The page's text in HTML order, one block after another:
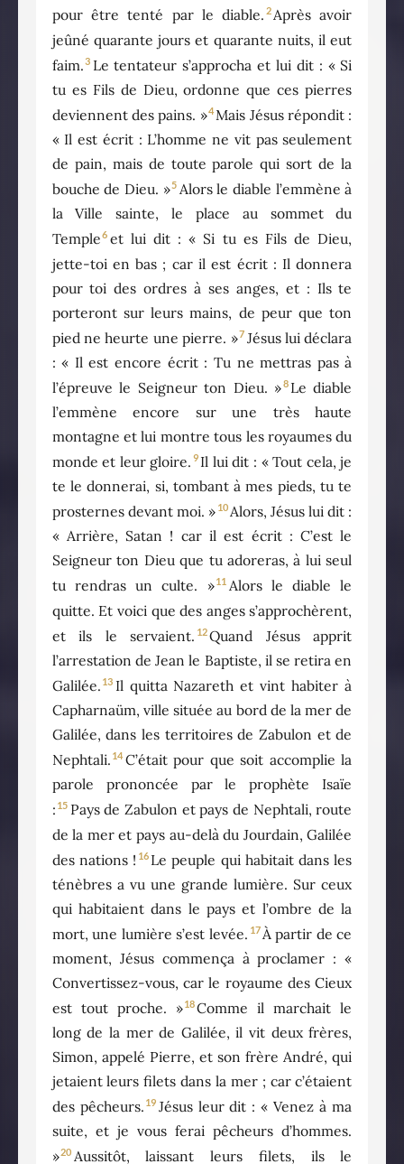
pour être tenté par le diable. 2Après avoir
jeûné quarante jours et quarante nuits, il eut
faim.3 Le tentateur s’approcha et lui dit : « Si
tu es Fils de Dieu, ordonne que ces pierres
deviennent des pains. »4Mais Jésus répondit :
« Il est écrit : L’homme ne vit pas seulement
de pain, mais de toute parole qui sort de la
bouche de Dieu. »5 Alors le diable l’emmène à
la Ville sainte, le place au sommet du
Temple6 et lui dit : « Si tu es Fils de Dieu,
jette-toi en bas ; car il est écrit : Il donnera
pour toi des ordres à ses anges, et : Ils te
porteront sur leurs mains, de peur que ton
pied ne heurte une pierre. »7 Jésus lui déclara
: « Il est encore écrit : Tu ne mettras pas à
l’épreuve le Seigneur ton Dieu. »8 Le diable
l’emmène encore sur une très haute
montagne et lui montre tous les royaumes du
monde et leur gloire. 9 Il lui dit : « Tout cela, je
te le donnerai, si, tombant à mes pieds, tu te
prosternes devant moi. » 10Alors, Jésus lui dit :
« Arrière, Satan ! car il est écrit : C’est le
Seigneur ton Dieu que tu adoreras, à lui seul
tu rendras un culte. »11 Alors le diable le
quitte. Et voici que des anges s’approchèrent,
et ils le servaient. 12Quand Jésus apprit
l’arrestation de Jean le Baptiste, il se retira en
Galilée. 13 Il quitta Nazareth et vint habiter à
Capharnaüm, ville située au bord de la mer de
Galilée, dans les territoires de Zabulon et de
Nephtali. 14 C’était pour que soit accomplie la
parole prononcée par le prophète Isaïe
: 15 Pays de Zabulon et pays de Nephtali, route
de la mer et pays au-delà du Jourdain, Galilée
des nations ! 16 Le peuple qui habitait dans les
ténèbres a vu une grande lumière. Sur ceux
qui habitaient dans le pays et l’ombre de la
mort, une lumière s’est levée. 17 À partir de ce
moment, Jésus commença à proclamer : «
Convertissez-vous, car le royaume des Cieux
est tout proche. »18Comme il marchait le
long de la mer de Galilée, il vit deux frères,
Simon, appelé Pierre, et son frère André, qui
jetaient leurs filets dans la mer ; car c’étaient
des pêcheurs. 19 Jésus leur dit : « Venez à ma
suite, et je vous ferai pêcheurs d’hommes.
»20 Aussitôt, laissant leurs filets, ils le